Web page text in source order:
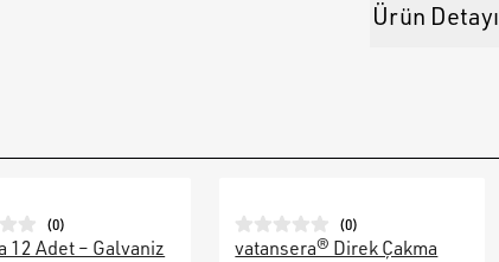
Ürün Detayı
(0)
12 Adet – Galvaniz
(0)
vatansera® Direk Çakma